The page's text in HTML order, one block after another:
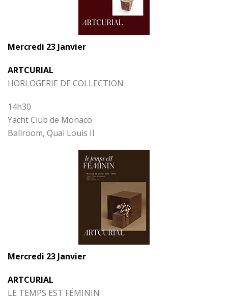
Mercredi 23 Janvier
ARTCURIAL
HORLOGERIE DE COLLECTION
14h30
Yacht Club de Monaco
Ballroom, Quai Louis II
Mercredi 23 Janvier
ARTCURIAL
LE TEMPS EST FÉMININ